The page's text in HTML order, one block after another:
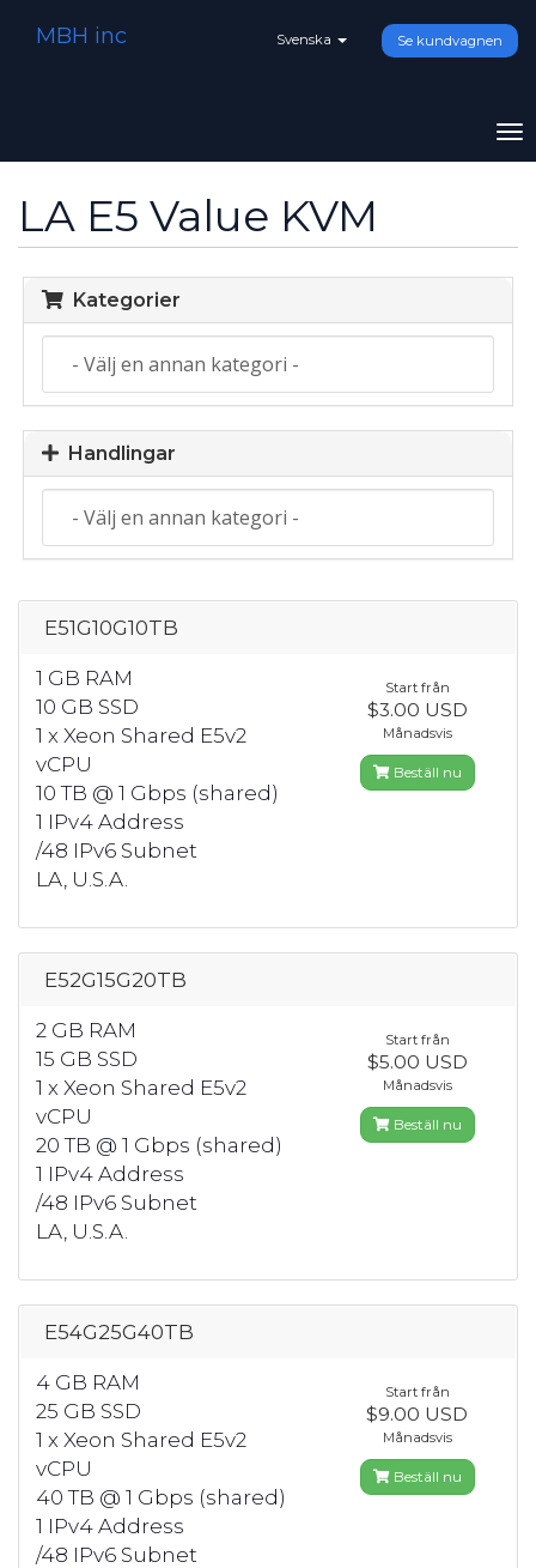
Svenska Se kundvagnen
MBH inc
LA E5 Value KVM
Kategorier
Handlingar
E51G10G10TB
1 GB RAM
10 GB SSD
1 x Xeon Shared E5v2
vCPU
10 TB @ 1 Gbps (shared)
1 IPv4 Address
/48 IPv6 Subnet
LA, U.S.A.
Start från
$3.00 USD
Månadsvis
Beställ nu
E52G15G20TB
2 GB RAM
15 GB SSD
1 x Xeon Shared E5v2
vCPU
20 TB @ 1 Gbps (shared)
1 IPv4 Address
/48 IPv6 Subnet
LA, U.S.A.
Start från
$5.00 USD
Månadsvis
Beställ nu
E54G25G40TB
4 GB RAM
25 GB SSD
1 x Xeon Shared E5v2
vCPU
40 TB @ 1 Gbps (shared)
1 IPv4 Address
/48 IPv6 Subnet
Start från
$9.00 USD
Månadsvis
Beställ nu